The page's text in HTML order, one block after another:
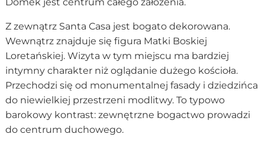
Z zewnątrz Santa Casa jest bogato dekorowana.
Wewnątrz znajduje się figura Matki Boskiej
Loretańskiej. Wizyta w tym miejscu ma bardziej
intymny charakter niż oglądanie dużego kościoła.
Przechodzi się od monumentalnej fasady i dziedzińca
do niewielkiej przestrzeni modlitwy. To typowo
barokowy kontrast: zewnętrzne bogactwo prowadzi
do centrum duchowego.